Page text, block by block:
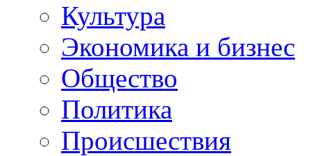
Культура
Экономика и бизнес
Общество
Политика
Происшествия